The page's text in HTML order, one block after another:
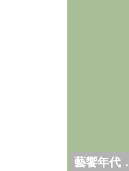
藝饗年代